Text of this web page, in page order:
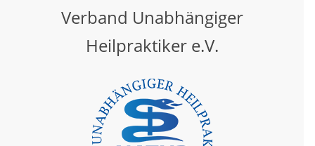
Verband Unabhängiger
Heilpraktiker e.V.